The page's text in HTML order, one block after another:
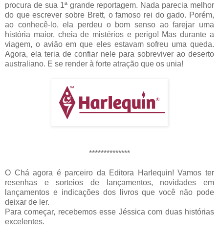
procura de sua 1ª grande reportagem. Nada parecia melhor
do que escrever sobre Brett, o famoso rei do gado. Porém,
ao conhecê-lo, ela perdeu o bom senso ao farejar uma
história maior, cheia de mistérios e perigo! Mas durante a
viagem, o avião em que eles estavam sofreu uma queda.
Agora, ela teria de confiar nele para sobreviver ao deserto
australiano. E se render à forte atração que os unia!
**************
O Chá agora é parceiro da Editora Harlequin! Vamos ter
resenhas e sorteios de lançamentos, novidades em
lançamentos e indicações dos livros que você não pode
deixar de ler.
Para começar, recebemos esse Jéssica com duas histórias
excelentes.